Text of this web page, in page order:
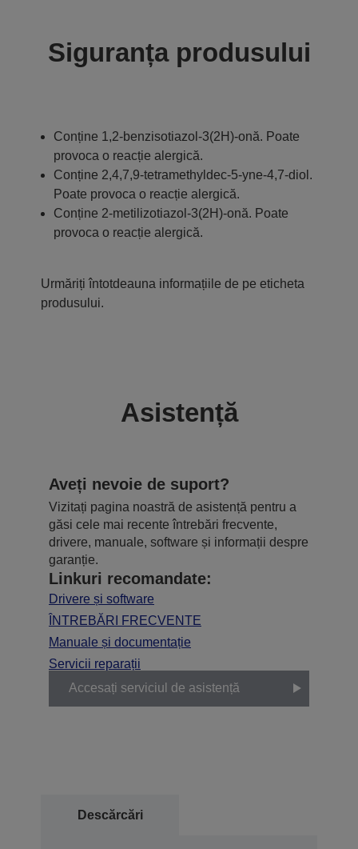
Siguranța produsului
Conține 1,2-benzisotiazol-3(2H)-onă. Poate
provoca o reacție alergică.
Conține 2,4,7,9-tetramethyldec-5-yne-4,7-diol.
Poate provoca o reacție alergică.
Conține 2-metilizotiazol-3(2H)-onă. Poate
provoca o reacție alergică.
Urmăriți întotdeauna informațiile de pe eticheta
produsului.
Asistență
Aveți nevoie de suport?
Vizitați pagina noastră de asistență pentru a
găsi cele mai recente întrebări frecvente,
drivere, manuale, software și informații despre
garanție.
Linkuri recomandate:
Drivere și software
ÎNTREBĂRI FRECVENTE
Manuale și documentație
Servicii reparații
Accesați serviciul de asistență
Descărcări